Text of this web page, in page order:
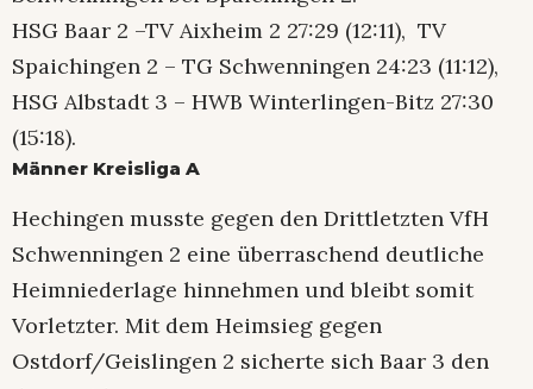
HSG Baar 2 –TV Aixheim 2 27:29 (12:11), TV
Spaichingen 2 – TG Schwenningen 24:23 (11:12),
HSG Albstadt 3 – HWB Winterlingen-Bitz 27:30
(15:18).
Männer Kreisliga A
Hechingen musste gegen den Drittletzten VfH
Schwenningen 2 eine überraschend deutliche
Heimniederlage hinnehmen und bleibt somit
Vorletzter. Mit dem Heimsieg gegen
Ostdorf/Geislingen 2 sicherte sich Baar 3 den